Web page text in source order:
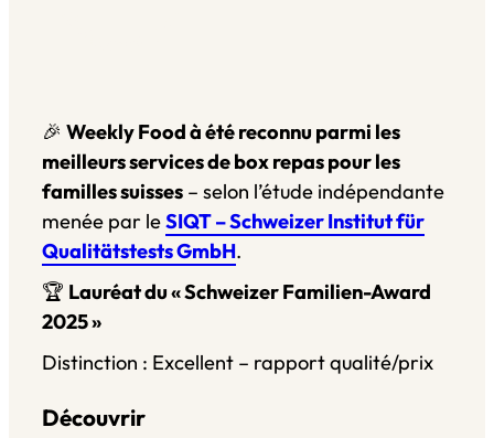
🎉 Weekly Food à été reconnu parmi les
meilleurs services de box repas pour les
familles suisses – selon l’étude indépendante
menée par leSIQT – Schweizer Institut für
Qualitätstests GmbH.
🏆 Lauréat du « Schweizer Familien-Award
2025 »
Distinction : Excellent – rapport qualité/prix
Découvrir